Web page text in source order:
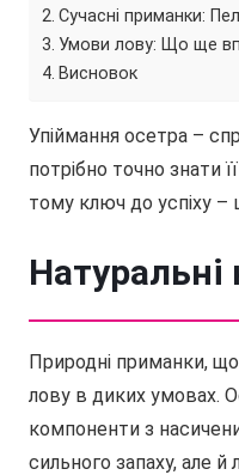
Сучасні приманки:
Умови лову: Що ще
Висновок
Упіймання осетра –
потрібно точно
тому ключ до успіху
Природні приманки,
лову в диких умовах.
компоненти з
сильного запаху, але